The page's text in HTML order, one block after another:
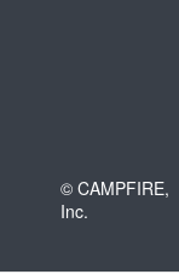
© CAMPFIRE,
Inc.